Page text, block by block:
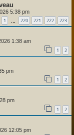
5:38 pm
1 220 221 222 223
1:38 am
1 2
pm
1 2
pm
1 2
12:05 pm